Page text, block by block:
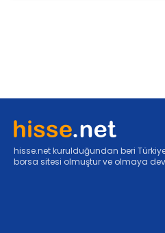
hisse.net kurulduğundan beri
borsa sitesi olmuştur ve olmaya